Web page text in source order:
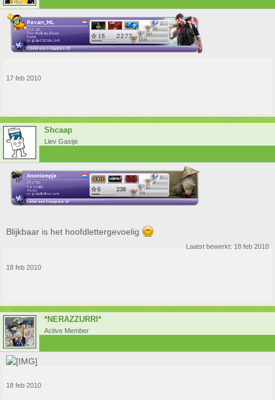
17 feb 2010
Shcaap
Liev Gastje
Blijkbaar is het hoofdlettergevoelig
Laatst bewerkt: 18 feb 2010
18 feb 2010
*NERAZZURRI*
Active Member
18 feb 2010